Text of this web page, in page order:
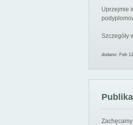
Uprzejmie
Szczegóły
dodano: Feb